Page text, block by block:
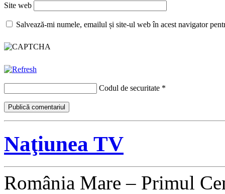
Site web
Salvează-mi numele, emailul și site-ul web în acest navigator
Codul de securitate *
Naţiunea TV
România Mare – Primul